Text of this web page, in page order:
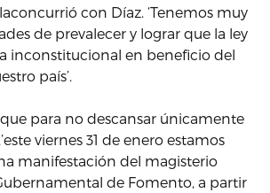
con Díaz. ‘Tenemos muy
de prevalecer y lograr que la ley
inconstitucional en beneficio del
país’.
para no descansar únicamente
viernes 31 de enero estamos
manifestación del magisterio
de Fomento, a partir